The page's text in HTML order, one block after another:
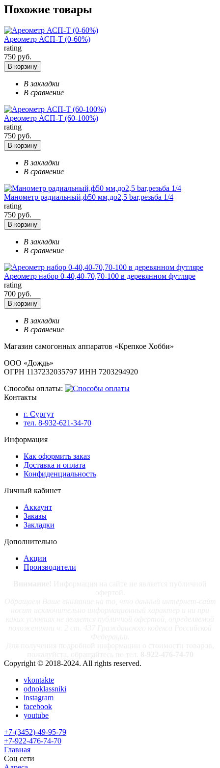
Похожие товары
Ареометр АСП-Т (0-60%)
rating
750 руб.
В корзину
В закладки
В сравнение
Ареометр АСП-Т (60-100%)
rating
750 руб.
В корзину
В закладки
В сравнение
Манометр радиальный,ф50 мм,до2,5 bar,резьба 1/4
rating
750 руб.
В корзину
В закладки
В сравнение
Ареометр набор 0-40,40-70,70-100 в деревянном футляре
rating
700 руб.
В корзину
В закладки
В сравнение
Магазин самогонных аппаратов «Крепкое Хобби»
ООО «Дождь»
ОГРН 1137232035797 ИНН 7203294920
Способы оплаты:
Контакты
г. Сургут
тел. 8-932-621-34-70
Информация
Как оформить заказ
Доставка и оплата
Конфиденциальность
Личный кабинет
Аккаунт
Заказы
Закладки
Дополнительно
Акции
Производители
Copyright © 2018-2024. All rights reserved.
vkontakte
odnoklassniki
instagram
facebook
youtube
+7-(3452)-49-95-79
+7-922-476-74-70
Главная
Соц сети